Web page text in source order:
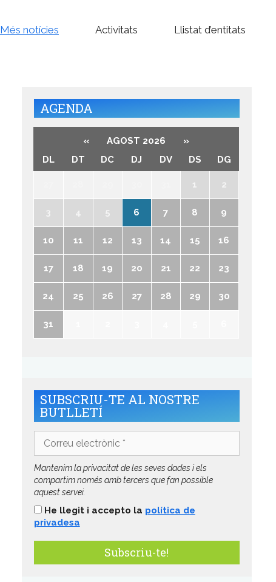
Més notícies Activitats Llistat d’entitats
AGENDA
« AGOST 2026
»
DL
DT DC DJ DV DS DG
1 2
3 4 5 6 7 8 9
10 11 12 13 14 15 16
17 18 19 20 21 22 23
24 25 26 27 28 29 30
31
SUBSCRIU-TE AL NOSTRE
BUTLLETÍ
electrònic
Mantenim la privacitat de les seves dades i els
compartim només amb tercers que fan possible
aquest servei.
He llegit i accepto la política de
privadesa